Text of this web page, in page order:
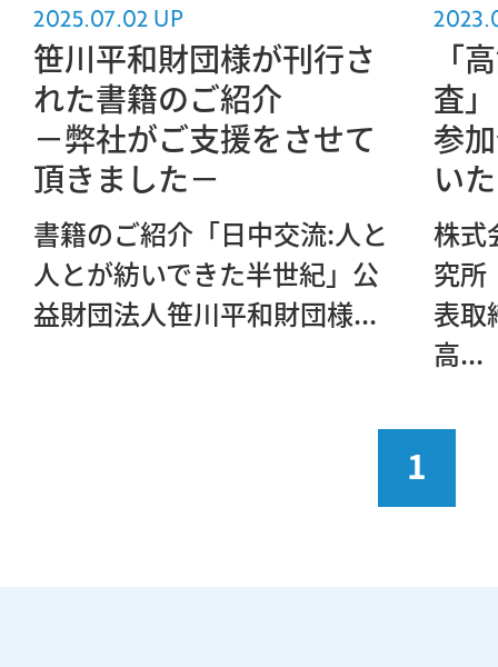
2025.07.02 UP
笹川平和財団様が刊行さ
れた書籍のご紹介
－弊社がご支援をさせて
頂きました－
書籍のご紹介「日中交流:人と
人とが紡いできた半世紀」公
益財団法人笹川平和財団様...
「
査
参
い
株式
究所
表取
高...
1